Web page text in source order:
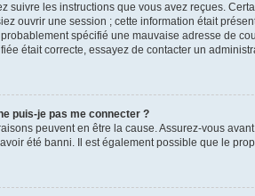
suivre les instructions que vous avez reçues.
ouvrir une session ; cette information était
spécifié une mauvaise adresse de
était correcte, essayez de contacter un
puis-je pas me connecter ?
peuvent en être la cause. Assurez-vous
été banni. Il est également possible que le